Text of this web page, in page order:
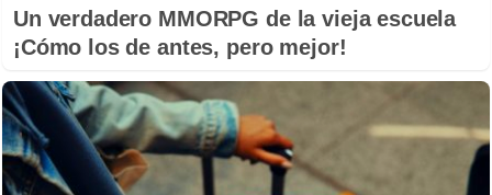
Un verdadero MMORPG de la vieja escuela
¡Cómo los de antes, pero mejor!